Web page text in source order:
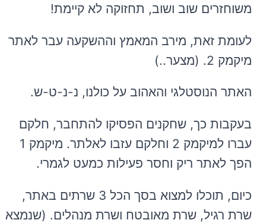
משוחזרים שוב ושוב, תחזוקה לא קיימת!
לעומת זאת, מירב המאמץ וההשקעה עבר לאתר
מיקמק 2. (מצער..)
האתר הנוסטלגי והאהוב על כולנו, נ-נ-ט-ש.
בעקבות כך, שחקנים הפסיקו להתחבר, חלקם
עברו למיקמק 2 וחלקם עזבו לאלתר. מיקמק 1
הפך לאתר ריק וחסר פעילות כמעט לגמרי.
כיום, תוכלו למצוא בסך הכל 3 שרתים באתר,
שרת רגיל, שרת מאובטח ושרת מנהלים. (שנמצא